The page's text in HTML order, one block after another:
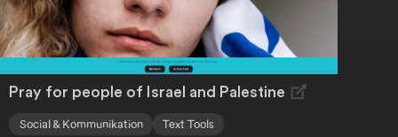
Pray for people of Israel and Palestine
Social & Kommunikation Text Tools